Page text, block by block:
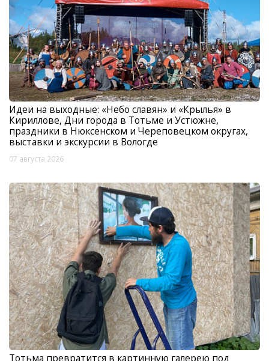
Идеи на выходные: «Небо славян» и «Крылья» в
Кириллове, Дни города в Тотьме и Устюжне,
праздники в Нюксенском и Череповецком округах,
выставки и экскурсии в Вологде
07 августа 2026
Тотьма превратится в картинную галерею под